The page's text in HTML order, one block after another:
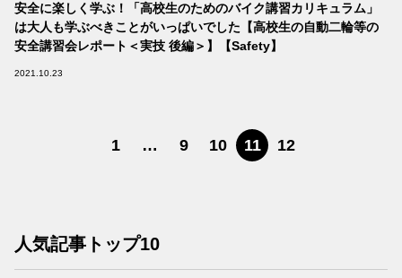
安全に楽しく学ぶ！「高校生のためのバイク講習カリキュラム」
は大人も学ぶべきことがいっぱいでした【高校生の自動二輪等の
安全講習会レポート＜実技 後編＞】【Safety】
2021.10.23
1 … 9 10 11 12
人気記事トップ10